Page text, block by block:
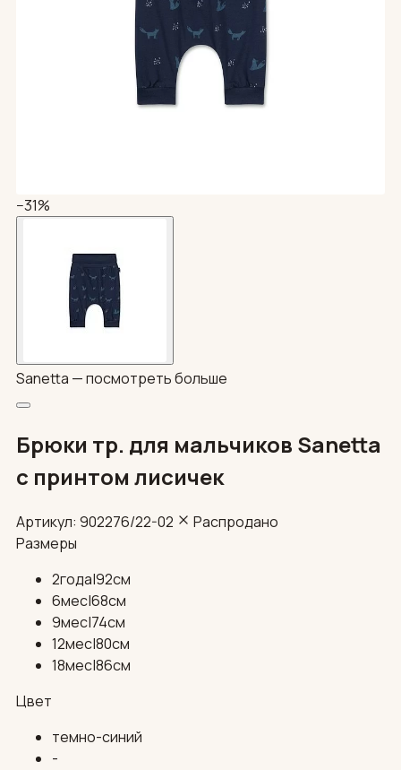
−31%
Sanetta —посмотреть больше
Брюки тр. для мальчиков Sanetta
с принтом лисичек
Артикул: 902276/22-02
Распродано
Размеры
2года|92см
6мес|68см
9мес|74см
12мес|80см
18мес|86см
Цвет
темно-синий
-